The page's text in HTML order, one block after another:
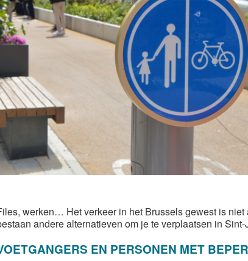
werken… Het verkeer in het Brussels gewest is
andere alternatieven om je te verplaatsen in
EN PERSONEN MET